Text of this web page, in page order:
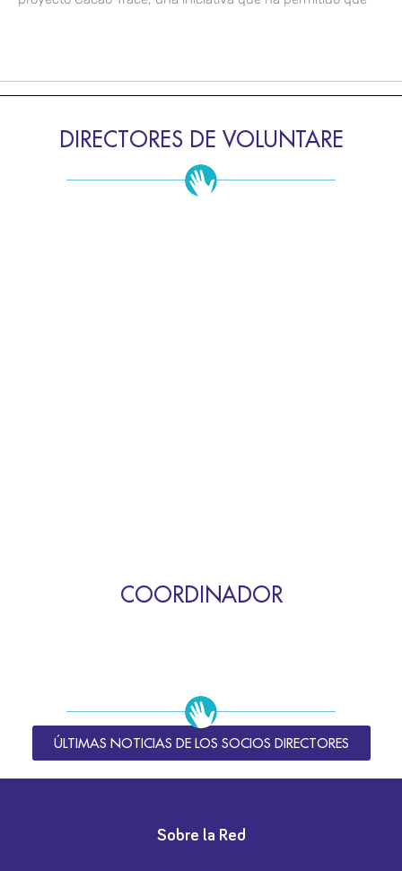
DIRECTORES DE VOLUNTARE
COORDINADOR
ÚLTIMAS NOTICIAS DE LOS SOCIOS DIRECTORES
Sobre la Red